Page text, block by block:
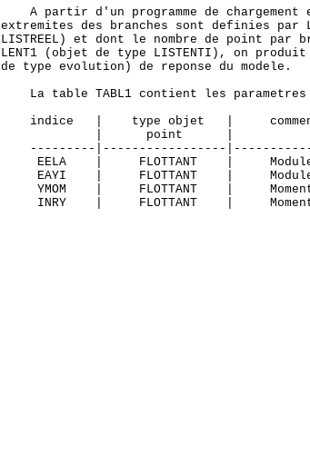
A partir d'un programme de chargement
extremites des branches sont definies par
LISTREEL) et dont le nombre de point par
LENT1 (objet de type LISTENTI), on
de type evolution) de reponse du modele.
La table TABL1 contient les
indice   |    type objet   |
             |      point      |
---------|-----------------
EELA    |     FLOTTANT    |
EAYI    |     FLOTTANT    |
YMOM    |     FLOTTANT    |
INRY    |     FLOTTANT    |